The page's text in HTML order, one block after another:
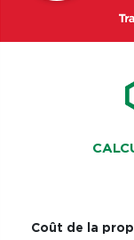
Coût de la